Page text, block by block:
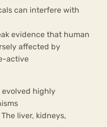
can interfere with
evidence that human
affected by
active
evolved highly
liver, kidneys,